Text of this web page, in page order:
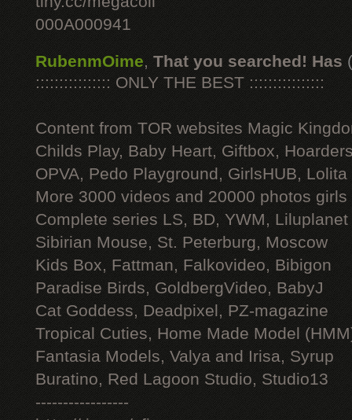
000A000941
RubenmOime, That you searched! Has
:::::::::::::::: ONLY THE BEST ::::::::::::::::
Content from TOR websites Magic
Childs Play, Baby Heart, Giftbox,
OPVA, Pedo Playground, GirlsHUB, Lolita
More 3000 videos and 20000 photos
Complete series LS, BD, YWM, Liluplanet
Sibirian Mouse, St. Peterburg, Moscow
Kids Box, Fattman, Falkovideo, Bibigon
Paradise Birds, GoldbergVideo, BabyJ
Cat Goddess, Deadpixel, PZ-magazine
Tropical Cuties, Home Made Model
Fantasia Models, Valya and Irisa, Syrup
Buratino, Red Lagoon Studio, Studio13
-----------------